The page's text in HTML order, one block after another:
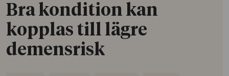
Bra kondition kan
kopplas till lägre
demensrisk